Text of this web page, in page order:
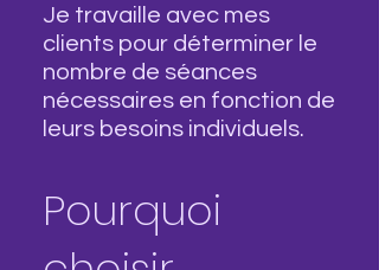
Je travaille avec mes
clients pour déterminer le
nombre de séances
nécessaires en fonction de
leurs besoins individuels.
Pourquoi